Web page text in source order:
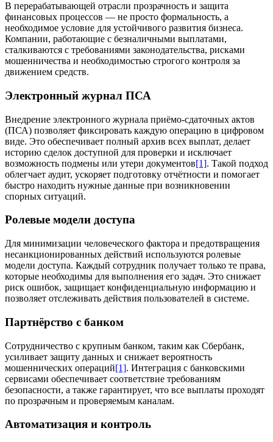
В перерабатывающей отрасли прозрачность и защита
финансовых процессов — не просто формальность, а
необходимое условие для устойчивого развития бизнеса.
Компании, работающие с безналичными выплатами,
сталкиваются с требованиями законодательства, рисками
мошенничества и необходимостью строгого контроля за
движением средств.
Электронный журнал ПСА
Внедрение электронного журнала приёмо-сдаточных актов
(ПСА) позволяет фиксировать каждую операцию в цифровом
виде. Это обеспечивает полный архив всех выплат, делает
историю сделок доступной для проверки и исключает
возможность подмены или утери документов[1]. Такой подход
облегчает аудит, ускоряет подготовку отчётности и помогает
быстро находить нужные данные при возникновении
спорных ситуаций.
Ролевые модели доступа
Для минимизации человеческого фактора и предотвращения
несанкционированных действий используются ролевые
модели доступа. Каждый сотрудник получает только те права,
которые необходимы для выполнения его задач. Это снижает
риск ошибок, защищает конфиденциальную информацию и
позволяет отслеживать действия пользователей в системе.
Партнёрство с банком
Сотрудничество с крупным банком, таким как Сбербанк,
усиливает защиту данных и снижает вероятность
мошеннических операций[1]. Интеграция с банковскими
сервисами обеспечивает соответствие требованиям
безопасности, а также гарантирует, что все выплаты проходят
по прозрачным и проверяемым каналам.
Автоматизация и контроль